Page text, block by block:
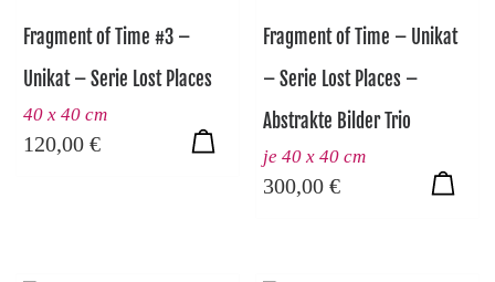
Fragment of Time #3 –
Unikat – Serie Lost Places
40 x 40 cm
120,00 €
Fragment of Time – Unikat
– Serie Lost Places –
Abstrakte Bilder Trio
je 40 x 40 cm
300,00€